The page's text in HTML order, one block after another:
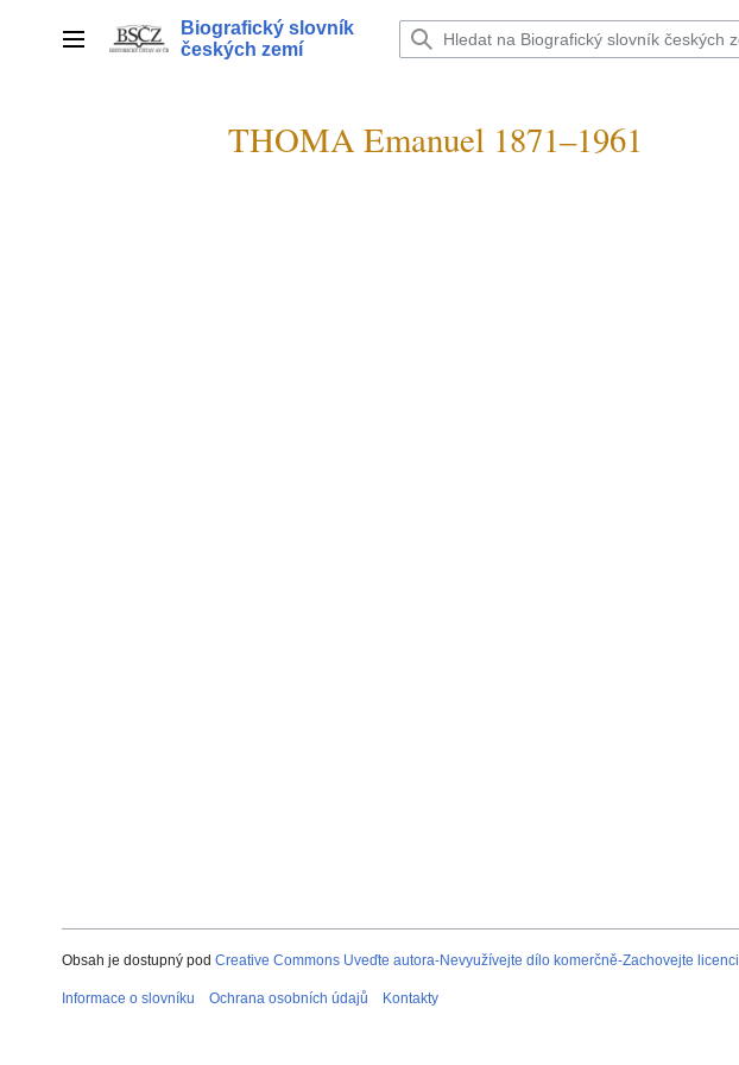
Hlavní menu
Biografický slovník
českých zemí
THOMA Emanuel 1871–1961
Obsah je dostupný pod Creative Commons Uveďte autora-Nevyužívejte dílo komerčně-Zachovejte licenci
Informace o slovníku Ochrana osobních údajů Kontakty